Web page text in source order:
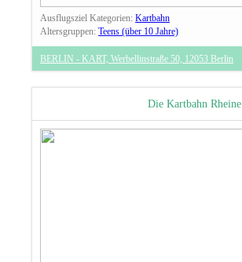
Ausflugsziel Kategorien:Kartbahn
Altersgruppen:Teens (über 10 Jahre)
BERLIN - KART, Werbellinstraße 50, 12053 Berlin
Die Kartbahn Rheine